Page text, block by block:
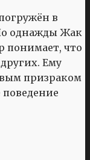
в
однажды Жак
понимает, что
Ему
призраком
поведение